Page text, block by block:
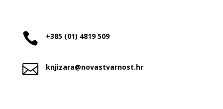
 +385 (01) 4819 509
 knjizara@novastvarnost.hr